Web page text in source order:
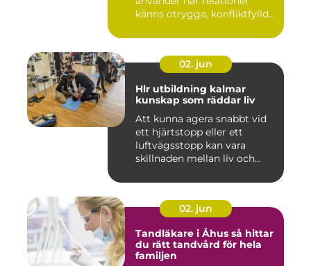
känns otrygga, konfliktfylld...
02. jun
Hlr utbildning kalmar
kunskap som räddar liv
Att kunna agera snabbt vid
ett hjärtstopp eller ett
luftvägsstopp kan vara
skillnaden mellan liv och...
02. jun
Tandläkare i Åhus så hittar
du rätt tandvård för hela
familjen